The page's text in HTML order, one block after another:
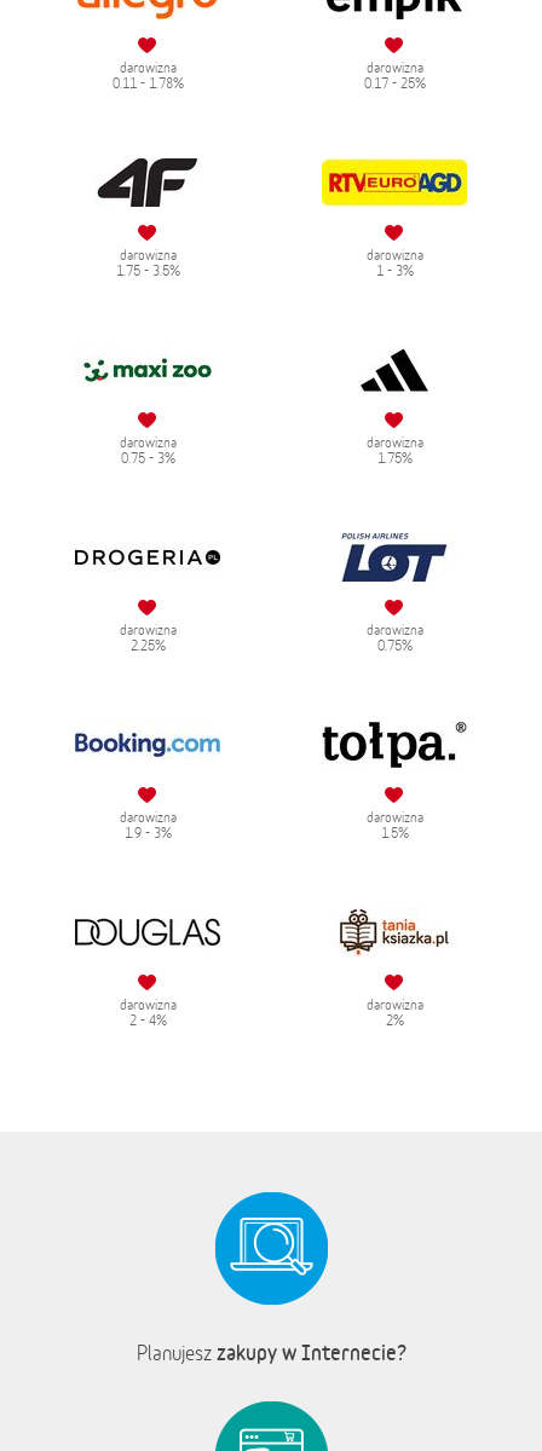
darowizna
0.11 - 1.78%
darowizna
0.17 - 25%
darowizna
1.75 - 3.5%
darowizna
1 - 3%
darowizna
0.75 - 3%
darowizna
1.75%
darowizna
2.25%
darowizna
0.75%
darowizna
1.9 - 3%
darowizna
1.5%
darowizna
2 - 4%
darowizna
2%
Planujesz zakupy w Internecie?